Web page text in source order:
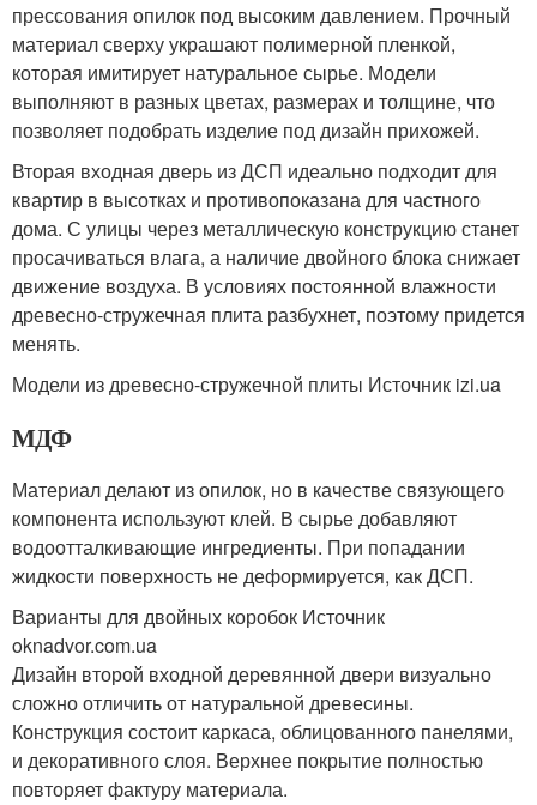
прессования опилок под высоким давлением. Прочный
материал сверху украшают полимерной пленкой,
которая имитирует натуральное сырье. Модели
выполняют в разных цветах, размерах и толщине, что
позволяет подобрать изделие под дизайн прихожей.
Вторая входная дверь из ДСП идеально подходит для
квартир в высотках и противопоказана для частного
дома. С улицы через металлическую конструкцию станет
просачиваться влага, а наличие двойного блока снижает
движение воздуха. В условиях постоянной влажности
древесно-стружечная плита разбухнет, поэтому придется
менять.
Модели из древесно-стружечной плиты Источник izi.ua
МДФ
Материал делают из опилок, но в качестве связующего
компонента используют клей. В сырье добавляют
водоотталкивающие ингредиенты. При попадании
жидкости поверхность не деформируется, как ДСП.
Варианты для двойных коробок Источник
oknadvor.com.ua
Дизайн второй входной деревянной двери визуально
сложно отличить от натуральной древесины.
Конструкция состоит каркаса, облицованного панелями,
и декоративного слоя. Верхнее покрытие полностью
повторяет фактуру материала.